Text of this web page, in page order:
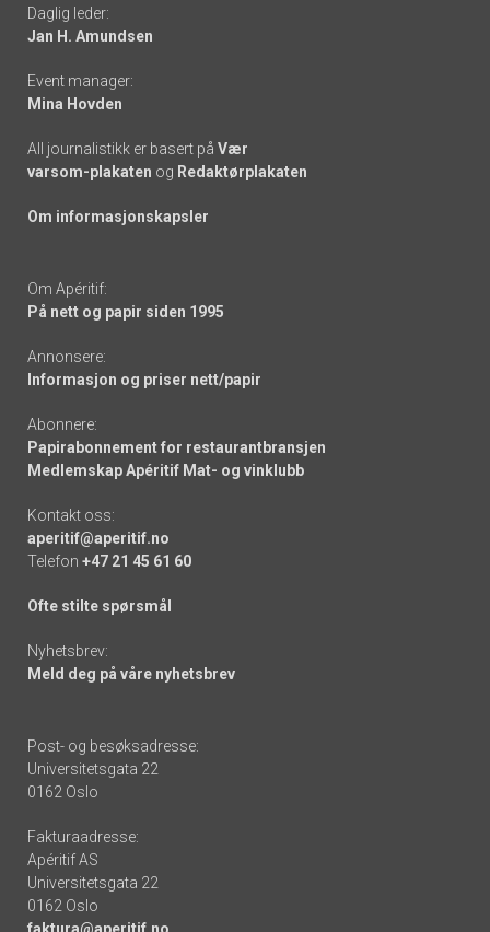
links
Daglig leder:
Jan H. Amundsen
Event manager:
Mina Hovden
All journalistikk er basert på Vær
varsom-plakaten og Redaktørplakaten
Om informasjonskapsler
Om Apéritif:
På nett og papir siden 1995
Annonsere:
Informasjon og priser nett/papir
Abonnere:
Papirabonnement for restaurantbransjen
Medlemskap Apéritif Mat- og vinklubb
Kontakt oss:
aperitif@aperitif.no
Telefon +47 21 45 61 60
Ofte stilte spørsmål
Nyhetsbrev:
Meld deg på våre nyhetsbrev
Post- og besøksadresse:
Universitetsgata 22
0162 Oslo
Fakturaadresse:
Apéritif AS
Universitetsgata 22
0162 Oslo